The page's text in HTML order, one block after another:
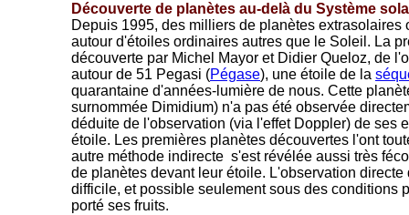
Découverte de planètes au-delà du Système
Depuis 1995, des milliers de planètes extrasolaires
autour d'étoiles ordinaires autres que le Soleil. La
découverte par Michel Mayor et Didier Queloz, de
autour de 51 Pegasi (Pégase), une étoile de la
quarantaine d'années-lumière de nous. Cette
surnommée Dimidium) n'a pas été observée
déduite de l'observation (via l'effet Doppler) de ses
étoile. Les premières planètes découvertes l'ont
autre méthode indirecte s'est révélée aussi très
de planètes devant leur étoile. L'observation
difficile, et possible seulement sous des conditions
porté ses fruits.